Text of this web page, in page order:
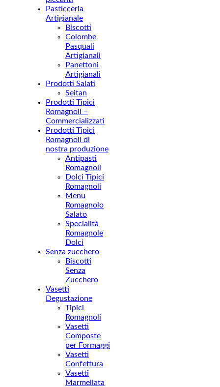
Pasticceria
Artigianale
Biscotti
Colombe
Pasquali
Artigianali
Panettoni
Artigianali
Prodotti Salati
Seitan
Prodotti Tipici
Romagnoli –
Commercializzati
Prodotti Tipici
Romagnoli di
nostra produzione
Antipasti
Romagnoli
Dolci Tipici
Romagnoli
Menu
Romagnolo
Salato
Specialità
Romagnole
Dolci
Senza zucchero
Biscotti
Senza
Zucchero
Vasetti
Degustazione
Tipici
Romagnoli
Vasetti
Composte
per Formaggi
Vasetti
Confettura
Vasetti
Marmellata